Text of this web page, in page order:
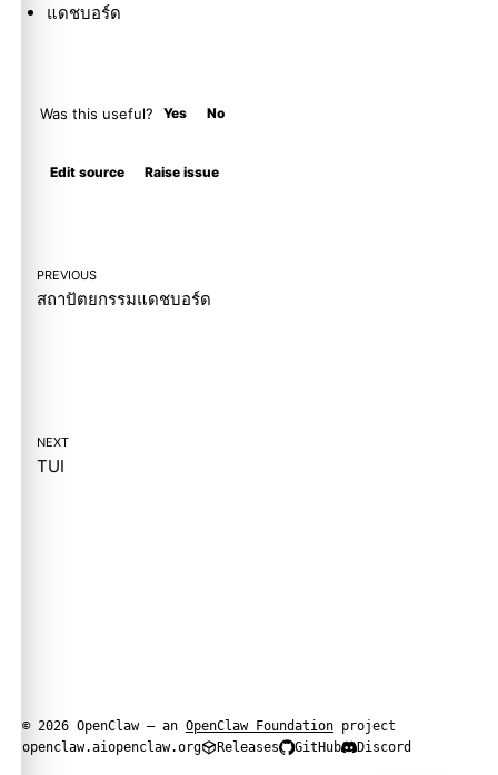
แดชบอร์ด
Was this useful? Yes No
Edit source Raise issue
PREVIOUS
สถาปัตยกรรมแดชบอร์ด
NEXT
TUI
© 2026 OpenClaw — an OpenClaw Foundation project
openclaw.aiopenclaw.org Releases GitHub Discord